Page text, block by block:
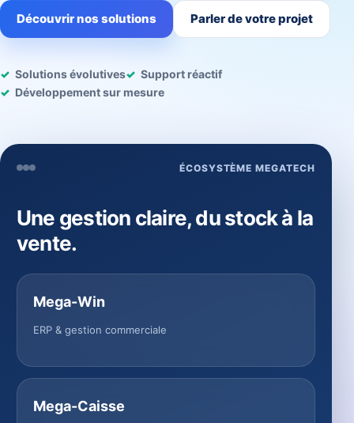
Découvrir nos solutions Parler de votre projet
Solutions évolutives
Support réactif
Développement sur mesure
ÉCOSYSTÈME MEGATECH
Une gestion claire, du stock à la
vente.
Mega-Win
ERP & gestion commerciale
Mega-Caisse